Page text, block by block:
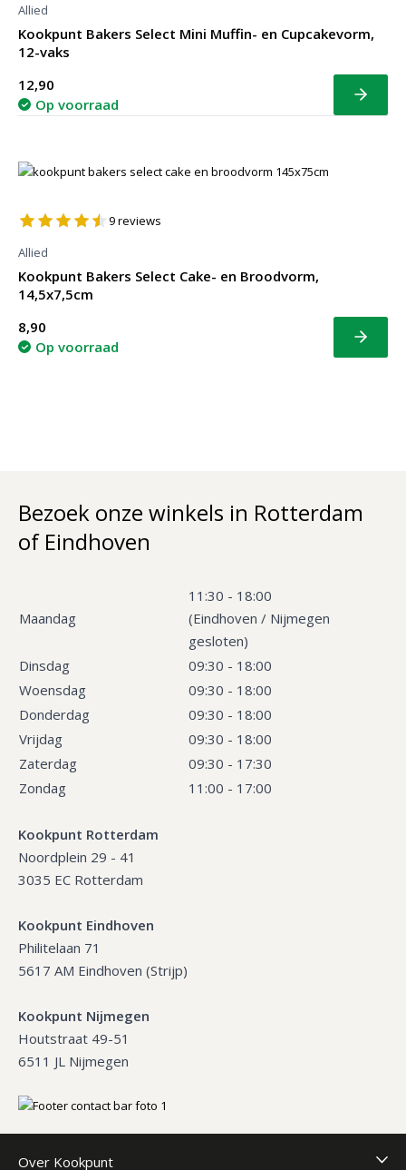
Allied
Kookpunt Bakers Select Mini Muffin- en Cupcakevorm,
12-vaks
12,90
Op voorraad
Bekijk
9reviews
Allied
Kookpunt Bakers Select Cake- en Broodvorm,
14,5x7,5cm
8,90
Op voorraad
Bekijk
Bezoek onze winkels in Rotterdam
of Eindhoven
Maandag
11:30 - 18:00
(Eindhoven / Nijmegen
gesloten)
Dinsdag
09:30 - 18:00
Woensdag
09:30 - 18:00
Donderdag
09:30 - 18:00
Vrijdag
09:30 - 18:00
Zaterdag
09:30 - 17:30
Zondag
11:00 - 17:00
Kookpunt Rotterdam
Noordplein 29 - 41
3035 EC Rotterdam
Kookpunt Eindhoven
Philitelaan 71
5617 AM Eindhoven (Strijp)
Kookpunt Nijmegen
Houtstraat 49-51
6511 JL Nijmegen
Over Kookpunt